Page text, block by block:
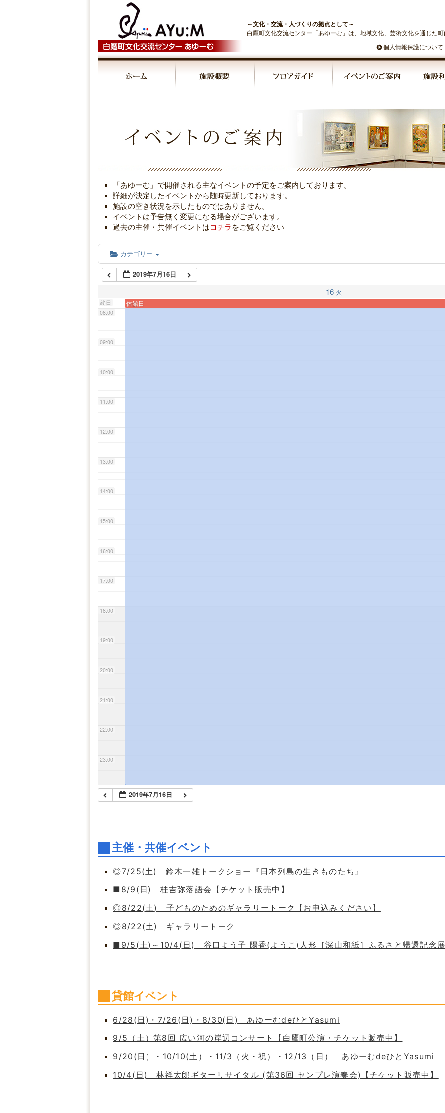
～文化・交流・人づくりの拠点として～
白鷹町文化交流センター「あゆーむ」は、地域文化、芸術文化を通じた
個人情報保護について
「あゆーむ」で開催される主なイベントの予定をご案内しております。
詳細が決定したイベントから随時更新しております。
施設の空き状況を示したものではありません。
イベントは予告無く変更になる場合がございます。
過去の主催・共催イベントはコチラ をご覧ください
カテゴリー
2019年7月16日
16 火
終日 休館日
04:00
06:00
07:00
08:00
09:00
10:00
11:00
12:00
13:00
14:00
15:00
16:00
17:00
18:00
19:00
20:00
21:00
22:00
23:00
■6/6（木）～7/28（日）「み～んな飯鉢王朝が集めたもの展」
2019年7月16日
主催・共催イベント
◎7/25(土) 鈴木一雄トークショー『日本列島の生きものたち』
■8/9(日) 桂吉弥落語会【チケット販売中】
◎8/22(土) 子どものためのギャラリートーク【お申込みください】
◎8/22(土) ギャラリートーク
■9/5(土)～10/4(日) 谷口よう子 陽香(ようこ)人形［深山和紙］ふるさと帰還記念
貸館イベント
6/28(日)・7/26(日)・8/30(日) あゆーむdeひとYasumi
9/5（土）第8回 広い河の岸辺コンサート【白鷹町公演・チケット販売中】
9/20(日）・10/10(土）・11/3（火・祝）・12/13（日） あゆーむdeひとYasumi
10/4(日) 林祥太郎ギターリサイタル (第36回 センプレ演奏会)【チケット販売中】